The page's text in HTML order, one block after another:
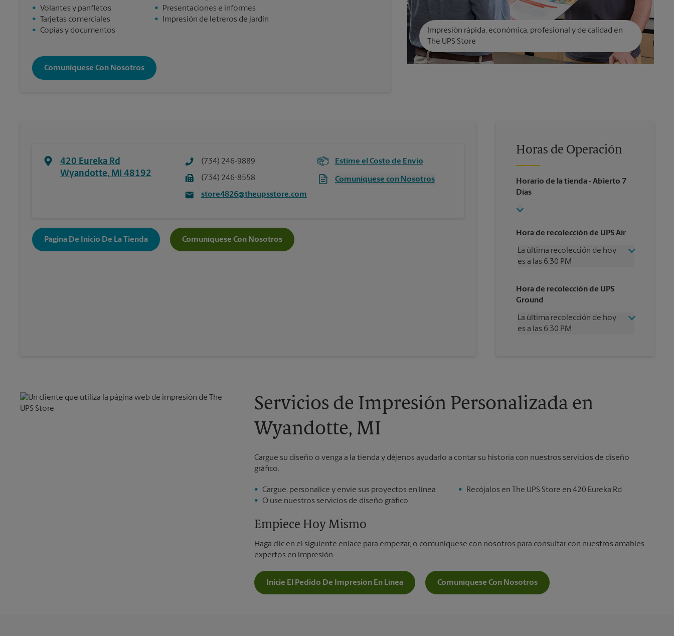
•
Volantes y panfletos
•
Tarjetas comerciales
• Copias y documentos
•
Presentaciones e informes
•
Impresión de letreros de jardín
Comuníquese Con Nosotros
Impresión rápida, económica, profesional y de calidad en
The UPS Store
420 Eureka Rd
Wyandotte, MI 48192
(734) 246-9889
(734) 246-8558
store4826@theupsstore.com
Estime el Costo de Envío
Comuníquese con Nosotros
Página De Inicio De La Tienda Comuníquese Con Nosotros
Horas de Operación
Horario de la tienda - Abierto 7
Días
Hora de recolección de UPS Air
La última recolección de hoy
es a las 6:30 PM
Jueves
6:30 PM
Viernes
Sábado
2:00 PM
Domingo
Sin Recolección
Hora de recolección de UPS
Ground
La última recolección de hoy
es a las 6:30 PM
Domingo
Lunes
6:30 PM
Servicios de Impresión Personalizada en
Wyandotte, MI
Cargue su diseño o venga a la tienda y déjenos ayudarlo a contar su historia con nuestros servicios de diseño
gráfico.
Cargue, personalice y envíe sus proyectos en línea
O use nuestros servicios de diseño gráfico
Recójalos en The UPS Store en 420 Eureka Rd
Empiece Hoy Mismo
Haga clic en el siguiente enlace para empezar, o comuníquese con nosotros para consultar con nuestros amables
expertos en impresión.
Inicie El Pedido De Impresión En Línea Comuníquese Con Nosotros